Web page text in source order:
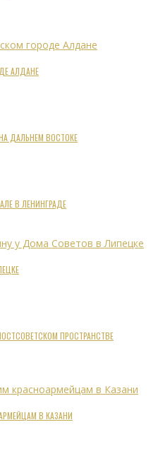
АЛДАНЕ
ДАЛЬНЕМ ВОСТОКЕ
В ЛЕНИНГРАДЕ
ПРОСТРАНСТВЕ
В КАЗАНИ